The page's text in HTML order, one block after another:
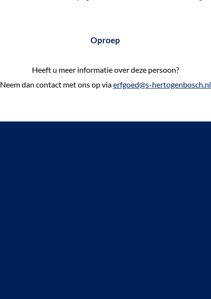
Oproep
Heeft u meer informatie over deze persoon?
Neem dan contact met ons op viaerfgoed@s-hertogenbosch.nl